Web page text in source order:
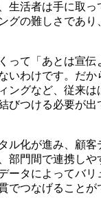
生活者は手に取
グの難しさであり
って「あとは宣伝
いわけです。だか
ングなど、従来は
びつける必要が出
ル化が進み、顧客
部門間で連携しや
ータによってバリ
でつなげることが